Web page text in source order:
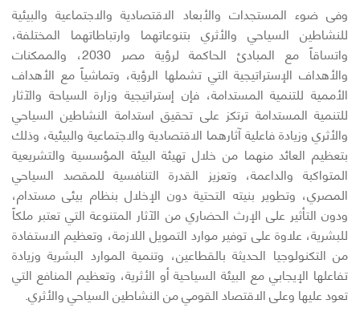
وفى ضوء المستجدات والأبعاد الاقتصادية والاجتماعية والبيئية
للنشاطين السياحي والأثري بتنوعاتهما وارتباطاتهما المختلفة،
واتساقاً مع المبادئ الحاكمة لرؤية مصر 2030، والممكنات
والأهداف الإستراتيجية التي تشملها الرؤية، وتماشياً مع الأهداف
الأممية للتنمية المستدامة، فإن إستراتيجية وزارة السياحة والآثار
للتنمية المستدامة ترتكز على تحقيق استدامة النشاطين السياحي
والأثري وزيادة فاعلية آثارهما الاقتصادية والاجتماعية والبيئية، وذلك
بتعظيم العائد منهما من خلال تهيئة البيئة المؤسسية والتشريعية
المتواكبة والداعمة، وتعزيز القدرة التنافسية للمقصد السياحي
المصري، وتطوير بنيته التحتية دون الإخلال بنظام بيئى مستدام،
ودون التأثير على الإرث الحضاري من الآثار المتنوعة التي تعتبر ملكاً
للبشرية، علاوة على توفير موارد التمويل اللازمة، وتعظيم الاستفادة
من التكنولوجيا الحديثة بالقطاعين، وتنمية الموارد البشرية وزيادة
تفاعلها الإيجابي مع البيئة السياحية أو الأثرية، وتعظيم المنافع التي
تعود عليها وعلى الاقتصاد القومي من النشاطين السياحي والأثري.